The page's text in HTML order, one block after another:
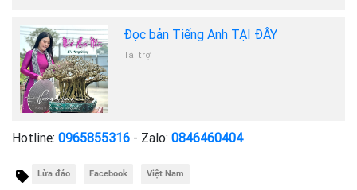
Đọc bản Tiếng Anh TẠI ĐÂY
Tài trợ
Hotline: 0965855316 - Zalo: 0846460404
Lừa đảo Facebook Việt Nam